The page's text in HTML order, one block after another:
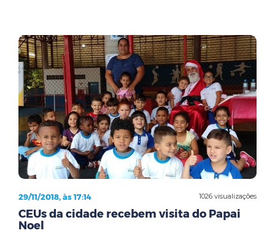
1026 visualizações
29/11/2018, às 17:14
CEUs da cidade recebem visita do Papai
Noel